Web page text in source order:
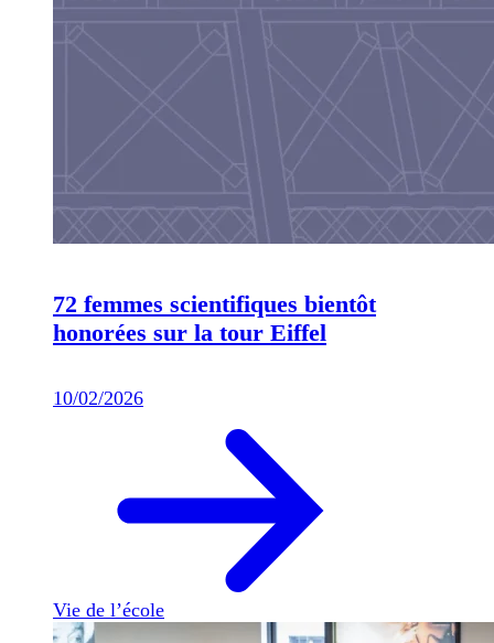
72 femmes scientifiques bientôt
honorées sur la tour Eiffel
10/02/2026
Vie de l’école